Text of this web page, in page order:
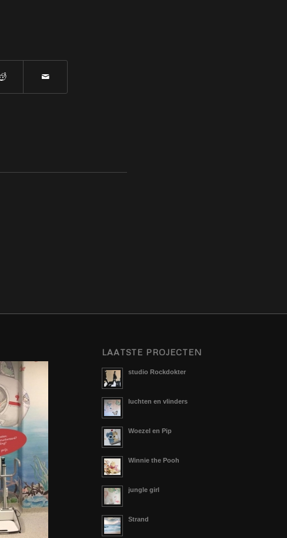
LAATSTE PROJECTEN
studio Rockdokter
luchten en vlinders
Woezel en Pip
Winnie the Pooh
jungle girl
Strand